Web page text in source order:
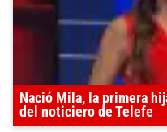
Nació Mila, la primera
del noticiero de Telefe